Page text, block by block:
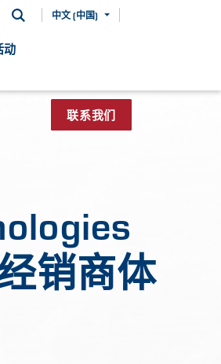
中文 (中国)
动
联系我们
销商体